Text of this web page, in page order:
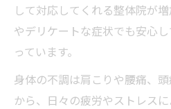
して対応してくれる整体院が
やデリケートな症状でも安心
っています。
身体の不調は肩こりや腰痛、
から、日々の疲労やストレス